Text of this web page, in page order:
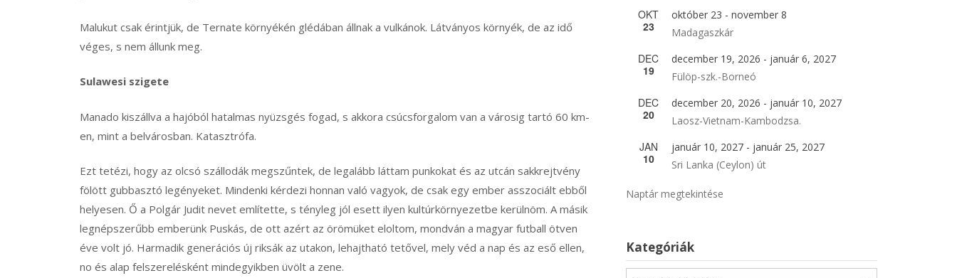
Malukut csak érintjük, de Ternate környékén glédában állnak a vulkánok. Látványos környék, de az idő
véges, s nem állunk meg.
Sulawesi szigete
Manado kiszállva a hajóból hatalmas nyüzsgés fogad, s akkora csúcsforgalom van a városig tartó 60 km-
en, mint a belvárosban. Katasztrófa.
Ezt tetézi, hogy az olcsó szállodák megszűntek, de legalább láttam punkokat és az utcán sakkrejtvény
fölött gubbasztó legényeket. Mindenki kérdezi honnan való vagyok, de csak egy ember asszociált ebből
helyesen. Ő a Polgár Judit nevet említette, s tényleg jól esett ilyen kultúrkörnyezetbe kerülnöm. A másik
legnépszerűbb emberünk Puskás, de ott azért az örömüket eloltom, mondván a magyar futball ötven
éve volt jó. Harmadik generációs új riksák az utakon, lehajtható tetővel, mely véd a nap és az eső ellen,
no és alap felszerelésként mindegyikben üvölt a zene.
OKT
23
október 23 - november 8
Madagaszkár
DEC
19
december 19, 2026 - január 6, 2027
Fülöp-szk.-Borneó
DEC
20
december 20, 2026 - január 10, 2027
Laosz-Vietnam-Kambodzsa.
JAN
10
január 10, 2027- január 25, 2027
Sri Lanka (Ceylon) út
Naptár megtekintése
Kategóriák